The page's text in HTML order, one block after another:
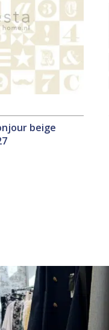
beige